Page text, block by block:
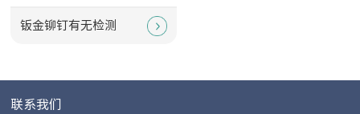
钣金铆钉有无检测
联系我们